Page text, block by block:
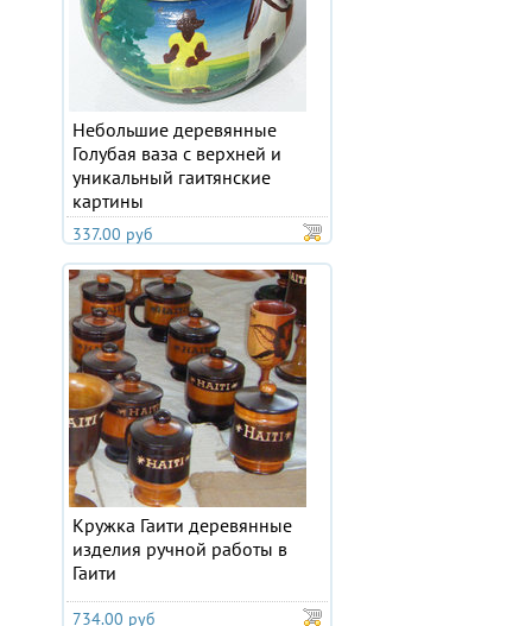
Небольшие деревянные
Голубая ваза с верхней и
уникальный гаитянские
картины
337.00 руб
Кружка Гаити деревянные
изделия ручной работы в
Гаити
734.00 руб